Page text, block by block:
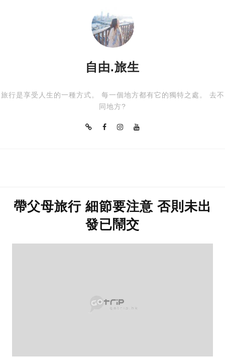
自由.旅生
旅行是享受人生的一種方式。 每一個地方都有它的獨特之處。 去不
同地方?
帶父母旅行 細節要注意 否則未出
發已鬧交